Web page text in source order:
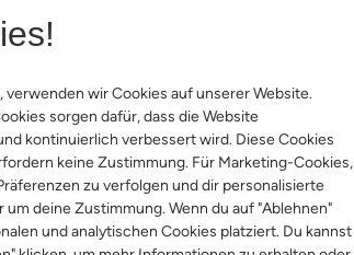
wir Cookies auf unserer Website.
sorgen dafür, dass die Website
kontinuierlich verbessert wird. Diese Cookies
keine Zustimmung. Für Marketing-Cookies,
zu verfolgen und dir personalisierte
deine Zustimmung. Wenn du auf "Ablehnen"
und analytischen Cookies platziert. Du kannst